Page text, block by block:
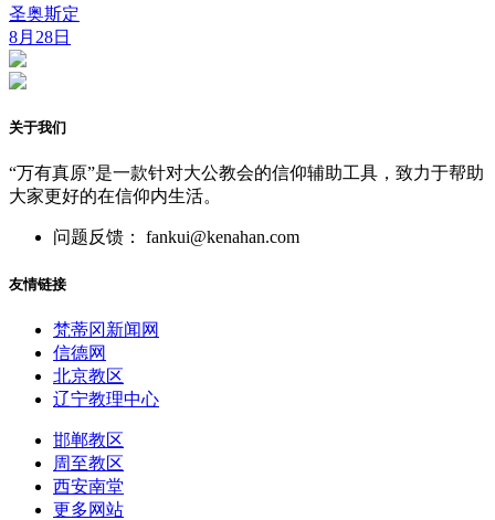
圣奥斯定
8月28日
关于我们
“万有真原”是一款针对大公教会的信仰辅助工具，致力于帮助
大家更好的在信仰内生活。
问题反馈： fankui@kenahan.com
友情链接
梵蒂冈新闻网
信德网
北京教区
辽宁教理中心
邯郸教区
周至教区
西安南堂
更多网站